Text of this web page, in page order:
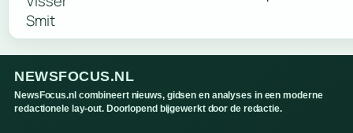
NEWSFOCUS.NL
NewsFocus.nl combineert nieuws, gidsen en analyses in een moderne
redactionele lay-out. Doorlopend bijgewerkt door de redactie.